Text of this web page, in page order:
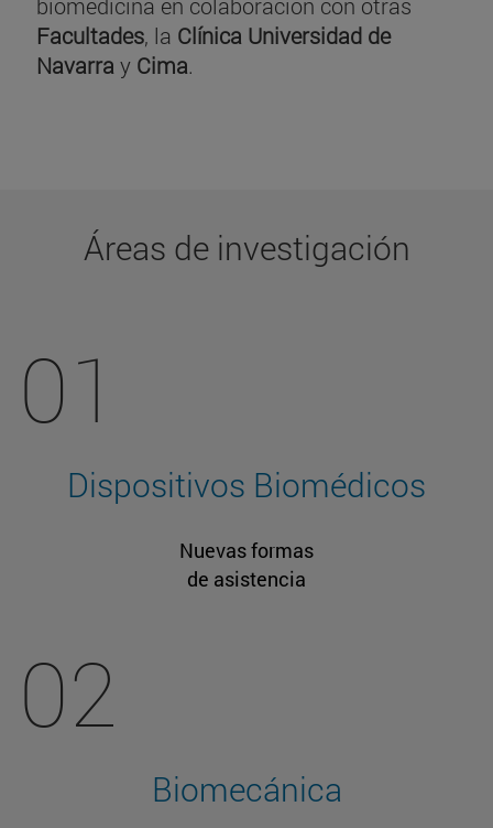
Facultades, la Clínica Universidad de
Navarra y Cima.
Áreas de investigación
01
Dispositivos Biomédicos
Nuevas formas
de asistencia
02
Biomecánica